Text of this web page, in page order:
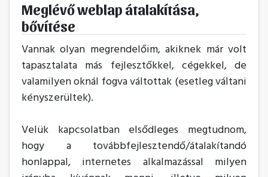
Meglévő weblap átalakítása,
bővítése
Vannak olyan megrendelőim, akiknek már volt
tapasztalata más fejlesztőkkel, cégekkel, de
valamilyen oknál fogva váltottak (esetleg váltani
kényszerültek).
Velük kapcsolatban elsődleges megtudnom,
hogy a továbbfejlesztendő/átalakítandó
honlappal, internetes alkalmazással milyen